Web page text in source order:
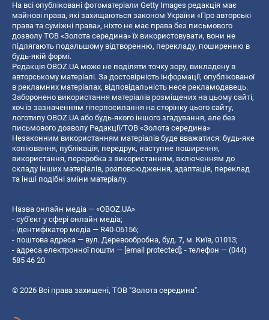
На всі опубліковані фотоматеріали Getty Images редакція має
майнові права, які захищаються законом України «Про авторські
права та суміжні права», ніхто не має права без письмового
дозволу ТОВ «Золота середина» їх використовувати, вони не
підлягають подальшому відтворенню, перекладу, поширенню в
будь-якій формі.
Редакція OBOZ.UA може не поділяти точку зору, викладену в
авторському матеріалі. За достовірність інформації, опублікованої
в рекламних матеріалах, відповідальність несе рекламодавець.
Заборонено використання матеріалів розміщених на цьому сайті,
хоч із зазначенням гіперпосилання на сторінку цього сайту,
логотипу OBOZ.UA або будь-якого іншого згадування, але без
письмового дозволу Редакції/ТОВ «Золота середина»
Незаконним використанням матеріалів буде вважатися: будь-яке
копiювання, публiкацiя, передрук, наступне поширення,
використання, переробка з використанням, включенням до
складу інших матеріалів, розповсюдження, адаптація, переклад
та інші подібні зміни матеріалу.
Назва онлайн медіа — «OBOZ.UA»
- суб'єкт у сфері онлайн медіа;
- ідентифікатор медіа — R40-06156;
- поштова адреса — вул. Деревообробна, буд. 7, м. Київ, 01013;
- адреса електронної пошти — [email protected] ; - телефон — (044)
585 46 20
© 2026 Всі права захищені, ТОВ "Золота середина".